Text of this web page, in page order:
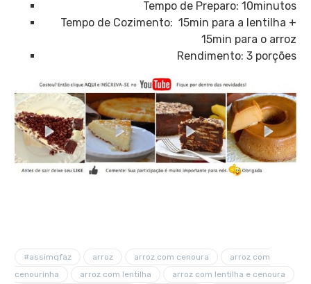
Tempo de Preparo: 10minutos
Tempo de Cozimento: 15min para a lentilha +
15min para o arroz
Rendimento: 3 porções
#assimqfaz arroz arroz com cenoura
arroz com
cenourinha
arroz com lentilha
arroz com lentilha e cenoura